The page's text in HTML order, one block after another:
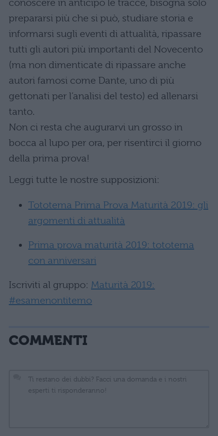
conoscere in anticipo le tracce, bisogna solo
prepararsi più che si può, studiare storia e
informarsi sugli eventi di attualità, ripassare
tutti gli autori più importanti del Novecento
(ma non dimenticate di ripassare anche
autori famosi come Dante, uno di più
gettonati per l’analisi del testo) ed allenarsi
tanto.
Non ci resta che augurarvi un grosso in
bocca al lupo per ora, per risentirci il giorno
della prima prova!
Leggi tutte le nostre supposizioni:
Tototema Prima Prova Maturità 2019: gli
argomenti di attualità
Prima prova maturità 2019: tototema
con anniversari
Iscriviti al gruppo: Maturità 2019:
#esamenontitemo
COMMENTI